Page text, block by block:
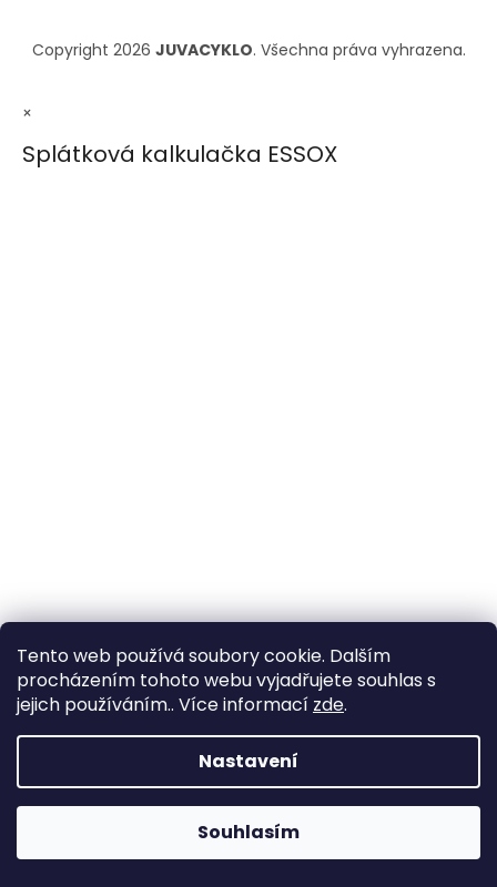
Tento web používá soubory cookie. Dalším
procházením tohoto webu vyjadřujete souhlas s
jejich používáním.. Více informací zde.
Nastavení
Souhlasím
Copyright 2026 JUVACYKLO. Všechna práva vyhrazena.
×
Splátková kalkulačka ESSOX